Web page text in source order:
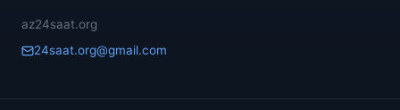
az24saat.org
24saat.org@gmail.com